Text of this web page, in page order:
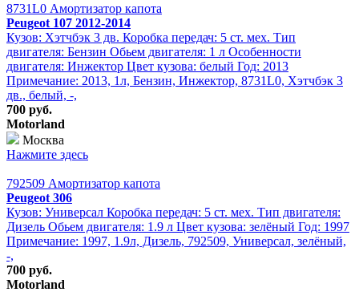
8731L0 Амортизатор капота
Peugeot 107 2012-2014
Кузов: Хэтчбэк 3 дв. Коробка передач: 5 ст. мех. Тип
двигателя: Бензин Обьем двигателя: 1 л Особенности
двигателя: Инжектор Цвет кузова: белый Год: 2013
Примечание: 2013, 1л, Бензин, Инжектор, 8731L0, Хэтчбэк 3
дв., белый, -,
700 руб.
Motorland
Москва
Нажмите здесь
792509 Амортизатор капота
Peugeot 306
Кузов: Универсал Коробка передач: 5 ст. мех. Тип двигателя:
Дизель Обьем двигателя: 1.9 л Цвет кузова: зелёный Год: 1997
Примечание: 1997, 1.9л, Дизель, 792509, Универсал, зелёный,
-,
700 руб.
Motorland